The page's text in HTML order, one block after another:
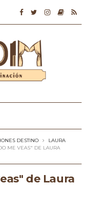
DESTINO
LAURA
ME VEAS" DE LAURA
de Laura